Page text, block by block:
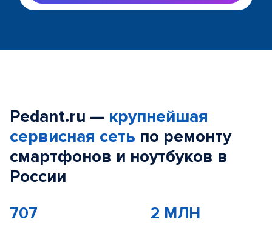
Pedant.ru — крупнейшая
сервисная сеть по ремонту
смартфонов и ноутбуков в
России
707 2 МЛН